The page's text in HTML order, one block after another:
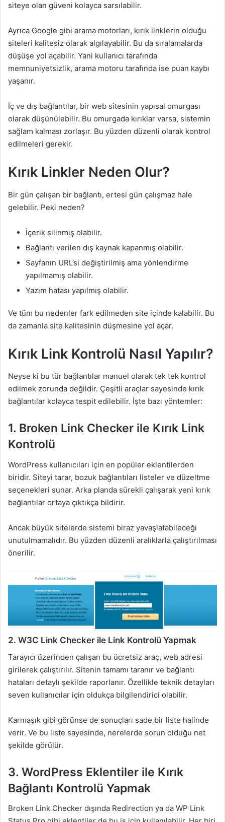
siteye olan güveni kolayca sarsılabilir.
Ayrıca Google gibi arama motorları, kırık linklerin olduğu
siteleri kalitesiz olarak algılayabilir. Bu da sıralamalarda
düşüşe yol açabilir. Yani kullanıcı tarafında
memnuniyetsizlik, arama motoru tarafında ise puan kaybı
yaşanır.
İç ve dış bağlantılar, bir web sitesinin yapısal omurgası
olarak düşünülebilir. Bu omurgada kırıklar varsa, sistemin
sağlam kalması zorlaşır. Bu yüzden düzenli olarak kontrol
edilmeleri gerekir.
Kırık Linkler Neden Olur?
Bir gün çalışan bir bağlantı, ertesi gün çalışmaz hale
gelebilir. Peki neden?
İçerik silinmiş olabilir.
Bağlantı verilen dış kaynak kapanmış olabilir.
Sayfanın URL’si değiştirilmiş ama yönlendirme
yapılmamış olabilir.
Yazım hatası yapılmış olabilir.
Ve tüm bu nedenler fark edilmeden site içinde kalabilir. Bu
da zamanla site kalitesinin düşmesine yol açar.
Kırık Link Kontrolü Nasıl Yapılır?
Neyse ki bu tür bağlantılar manuel olarak tek tek kontrol
edilmek zorunda değildir. Çeşitli araçlar sayesinde kırık
bağlantılar kolayca tespit edilebilir. İşte bazı yöntemler:
1. Broken Link Checker ile Kırık Link
Kontrolü
WordPress kullanıcıları için en popüler eklentilerden
biridir. Siteyi tarar, bozuk bağlantıları listeler ve düzeltme
seçenekleri sunar. Arka planda sürekli çalışarak yeni kırık
bağlantılar ortaya çıktıkça bildirir.
Ancak büyük sitelerde sistemi biraz yavaşlatabileceği
unutulmamalıdır. Bu yüzden düzenli aralıklarla çalıştırılması
önerilir.
2. W3C Link Checker ile Link Kontrolü Yapmak
Tarayıcı üzerinden çalışan bu ücretsiz araç, web adresi
girilerek çalıştırılır. Sitenin tamamı taranır ve bağlantı
hataları detaylı şekilde raporlanır. Özellikle teknik detayları
seven kullanıcılar için oldukça bilgilendirici olabilir.
Karmaşık gibi görünse de sonuçları sade bir liste halinde
verir. Ve bu liste sayesinde, nerelerde sorun olduğu net
şekilde görülür.
3. WordPress Eklentiler ile Kırık
Bağlantı Kontrolü Yapmak
Broken Link Checker dışında Redirection ya da WP Link